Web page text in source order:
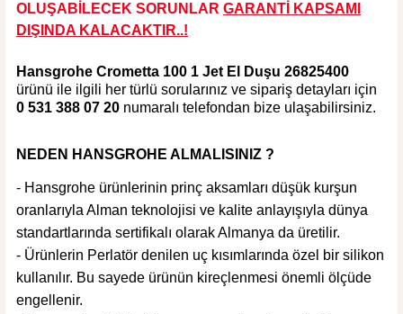
Sepete Ekle
OLUŞABİLECEK SORUNLAR GARANTİ KAPSAMI
DIŞINDA KALACAKTIR..!
Hansgrohe Crometta 100 1 Jet El Duşu 26825400
ürünü ile ilgili her türlü sorularınız ve sipariş detayları için
0 531 388 07 20 numaralı telefondan bize ulaşabilirsiniz.
NEDEN HANSGROHE ALMALISINIZ ?
- Hansgrohe ürünlerinin prinç aksamları düşük kurşun
oranlarıyla Alman teknolojisi ve kalite anlayışıyla dünya
standartlarında sertifikalı olarak Almanya da üretilir.
- Ürünlerin Perlatör denilen uç kısımlarında özel bir silikon
kullanılır. Bu sayede ürünün kireçlenmesi önemli ölçüde
engellenir.